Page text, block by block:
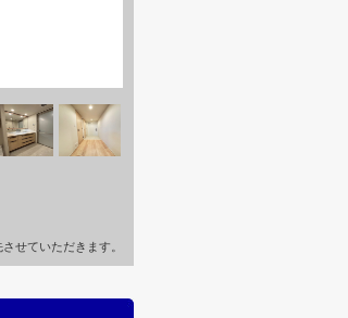
せていただきます。